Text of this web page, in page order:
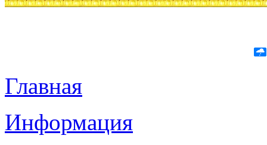
Главная
Информация